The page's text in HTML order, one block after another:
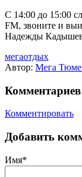
С 14:00 до 15:00
FM, звоните и
Надежды
мегаотдых
Автор: Мега
Комментировать
Добавить
Имя*